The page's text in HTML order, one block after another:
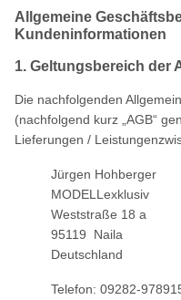
Allgemeine
Kundeninformationen
1. Geltungsbereich der
Die nachfolgenden
(nachfolgend kurz „AGB“
Lieferungen /
Jürgen Hohberger
MODELLexklusiv
Weststraße 18 a
95119 Naila
Deutschland
Telefon: 09282-